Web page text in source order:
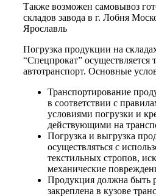
Также возможен самовывоз
складов завода в г. Лобня
Ярославль
Погрузка продукции на
“Спецпрокат” осуществляется
автотранспорт. Основные
Транспортирование
в соответствии с
условиями погрузки и
действующими на
Погрузка и выгрузка
осуществляться с
текстильных стропов,
механические
Продукция должна быть
закреплена в кузове